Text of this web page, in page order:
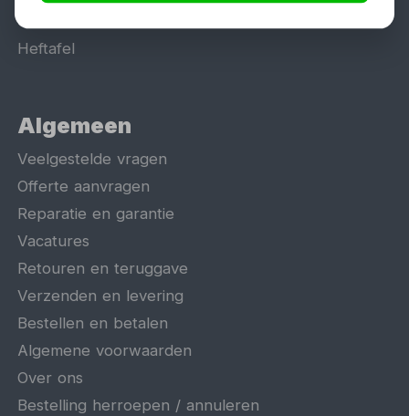
Schaarlift
Heftafel
Algemeen
Veelgestelde vragen
Offerte aanvragen
Reparatie en garantie
Vacatures
Retouren en teruggave
Verzenden en levering
Bestellen en betalen
Algemene voorwaarden
Over ons
Bestelling herroepen / annuleren